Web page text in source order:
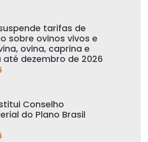
tarifas de
sobre ovinos vivos e
ovina, caprina e
dezembro de 2026
Conselho
do Plano Brasil